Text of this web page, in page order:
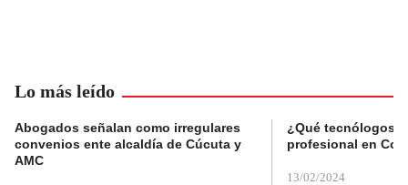
Lo más leído
Abogados señalan como irregulares
convenios ente alcaldía de Cúcuta y
AMC
¿Qué tecnólogos
profesional en
13/02/2024